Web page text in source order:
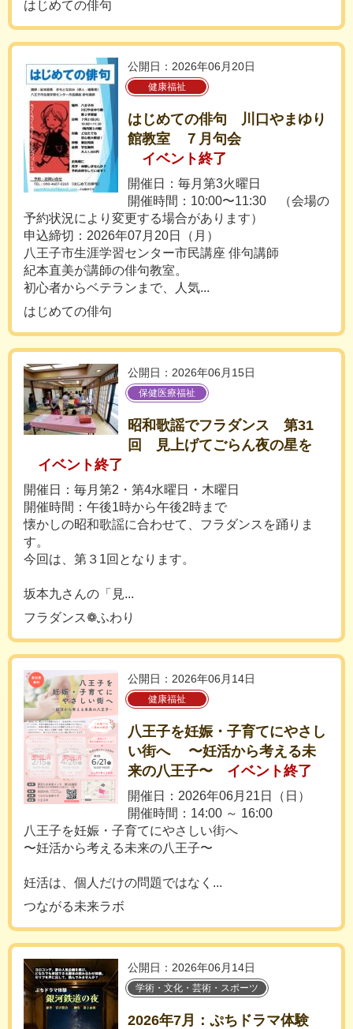
はじめての俳句
公開日：2026年06月20日
健康福祉
はじめての俳句 川口やまゆり
館教室 ７月句会
イベント終了
開催日：毎月第3火曜日
開催時間：10:00〜11:30 （会場の
予約状況により変更する場合があります）
申込締切：2026年07月20日（月）
八王子市生涯学習センター市民講座 俳句講師
紀本直美が講師の俳句教室。
初心者からベテランまで、人気...
はじめての俳句
公開日：2026年06月15日
保健医療福祉
昭和歌謡でフラダンス 第31
回 見上げてごらん夜の星を
イベント終了
開催日：毎月第2・第4水曜日・木曜日
開催時間：午後1時から午後2時まで
懐かしの昭和歌謡に合わせて、フラダンスを踊りま
す。
今回は、第３1回となります。
坂本九さんの「見...
フラダンス❁ふわり
公開日：2026年06月14日
健康福祉
八王子を妊娠・子育てにやさし
い街へ 〜妊活から考える未
来の八王子〜
イベント終了
開催日：2026年06月21日（日）
開催時間：14:00 ～ 16:00
八王子を妊娠・子育てにやさしい街へ
〜妊活から考える未来の八王子〜
妊活は、個人だけの問題ではなく...
つながる未来ラボ
公開日：2026年06月14日
学術・文化・芸術・スポーツ
2026年7月：ぷちドラマ体験